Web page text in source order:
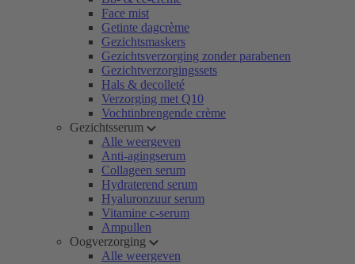
Face mist
Getinte dagcrème
Gezichtsmaskers
Gezichtsverzorging zonder parabenen
Gezichtverzorgingssets
Hals & decolleté
Verzorging met Q10
Vochtinbrengende crème
Gezichtsserum
Alle weergeven
Anti-agingserum
Collageen serum
Hydraterend serum
Hyaluronzuur serum
Vitamine c-serum
Ampullen
Oogverzorging
Alle weergeven